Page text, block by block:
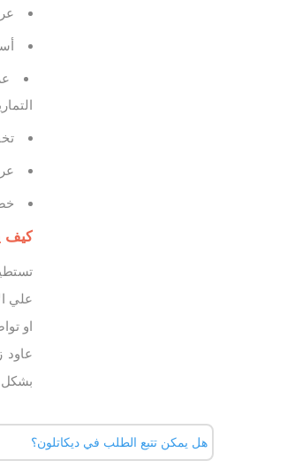
عروض 50% على ملابس
تخفيضات 30% على
كيف
علي
او تواصل
عاود
هل يمكن تتبع الطلب في ديكاتلون؟